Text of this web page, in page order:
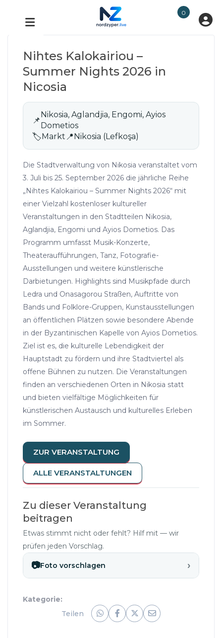
0
Nihtes Kalokairiou –
Summer Nights 2026 in
Nicosia
📌
Nikosia, Aglandjia, Engomi, Ayios
Dometios
🏷Markt 📍Nikosia (Lefkoşa)
Die Stadtverwaltung von Nikosia veranstaltet vom
3. Juli bis 25. September 2026 die jährliche Reihe
„Nihtes Kalokairiou – Summer Nights 2026“ mit
einer Vielzahl kostenloser kultureller
Veranstaltungen in den Stadtteilen Nikosia,
Aglandjia, Engomi und Ayios Dometios. Das
Programm umfasst Musik-Konzerte,
Theateraufführungen, Tanz, Fotografie-
Ausstellungen und weitere künstlerische
Darbietungen. Highlights sind Musikpfade durch
Ledra und Onasagorou Straßen, Auftritte von
Bands und Folklore-Gruppen, Kunstausstellungen
an öffentlichen Plätzen sowie besondere Abende
in der Byzantinischen Kapelle von Ayios Dometios.
Ziel ist es, die kulturelle Lebendigkeit der
Hauptstadt zu fördern und ihre Stadtviertel als
offene Bühnen zu nutzen. Die Veranstaltungen
finden an verschiedenen Orten in Nikosia statt
und bieten vielfältige Möglichkeiten für
künstlerischen Austausch und kulturelles Erleben
im Sommer.
ZUR VERANSTALTUNG
ALLE VERANSTALTUNGEN
Zu dieser Veranstaltung
beitragen
Etwas stimmt nicht oder fehlt? Hilf mit — wir
prüfen jeden Vorschlag.
📷Foto vorschlagen ›
Kategorie:
Teilen